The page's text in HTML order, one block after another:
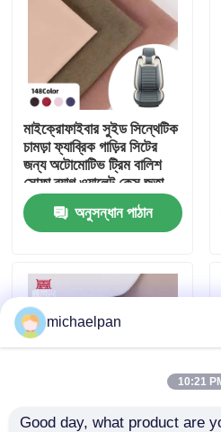
আমাদের সম্পর্কে
কারখানা ভ্রমণ
মান নিয়ন্ত্রণ
আমাদের সাথে যোগাযোগ করুন
পিভিসি ফ্যাক্স লেদার
মাইক্রোফাইবার চামড়া উপাদান
মাইক্রোফাইবার সুইড সিন্থেটিক
চামড়া ফ্যাব্রিক গাড়ির সিটের
জন্য অটোমোটিভ ট্রিম বালিশ
সোফা ব্যাগ ওয়ালেট কেস জুতা-
আলংকারের জন্য বহুমুখী
অনুসন্ধান পাঠান
michaelpan
10:21
Good day, what product are